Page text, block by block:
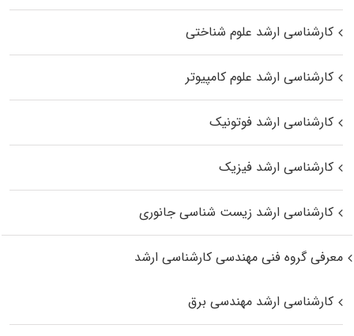
کارشناسی ارشد علوم شناختی
کارشناسی ارشد علوم کامپیوتر
کارشناسی ارشد فوتونیک
کارشناسی ارشد فیزیک
کارشناسی ارشد زیست‌ شناسی جانوری
معرفی گروه فنی مهندسی کارشناسی ارشد
کارشناسی ارشد مهندسی برق